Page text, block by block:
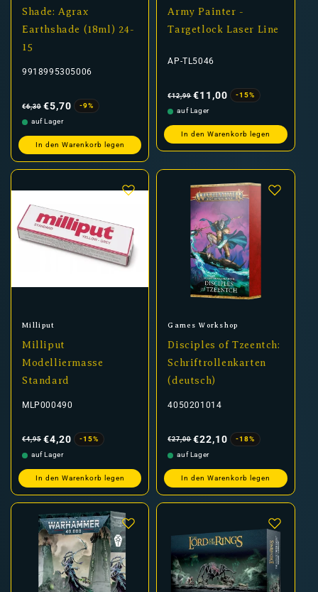
Shade: Agrax
Earthshade (18ml) 24-
15
9918995305006
Preis
€6,30 €5,70
-9%
auf Lager
In den Warenkorb legen
Army Painter -
Targetlock Laser Line
AP-TL5046
Preis
€12,99 €11,00
-15%
auf Lager
In den Warenkorb legen
Anbieter:
Milliput
Milliput
Modelliermasse
Standard
MLP000490
Preis
€4,95 €4,20
-15%
auf Lager
In den Warenkorb legen
Anbieter:
Games Workshop
Disciples of Tzeentch:
Schriftrollenkarten
(deutsch)
4050201014
Preis
€27,00 €22,10
-18%
auf Lager
In den Warenkorb legen